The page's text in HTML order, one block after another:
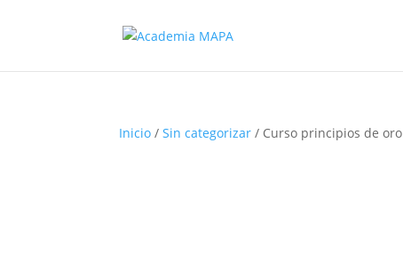
Inicio /Sin categorizar / Curso principios de oro